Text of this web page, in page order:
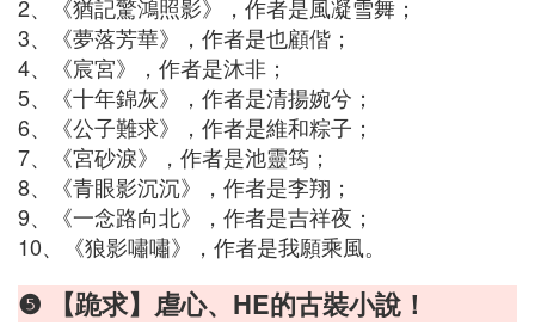
2、《猶記驚鴻照影》，作者是風凝雪舞；
3、《夢落芳華》，作者是也顧偕；
4、《宸宮》，作者是沐非；
5、《十年錦灰》，作者是清揚婉兮；
6、《公子難求》，作者是維和粽子；
7、《宮砂淚》，作者是池靈筠；
8、《青眼影沉沉》，作者是李翔；
9、《一念路向北》，作者是吉祥夜；
10、《狼影嘯嘯》，作者是我願乘風。
❺ 【跪求】虐心、HE的古裝小說！